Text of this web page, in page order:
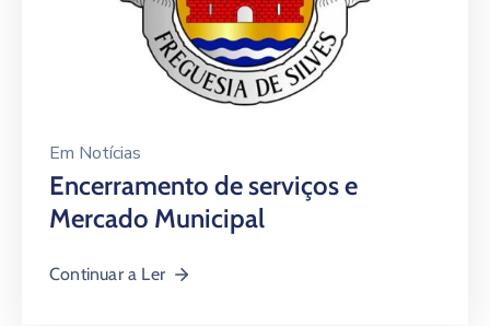
Em Notícias
Encerramento de serviços e
Mercado Municipal
Continuar a Ler